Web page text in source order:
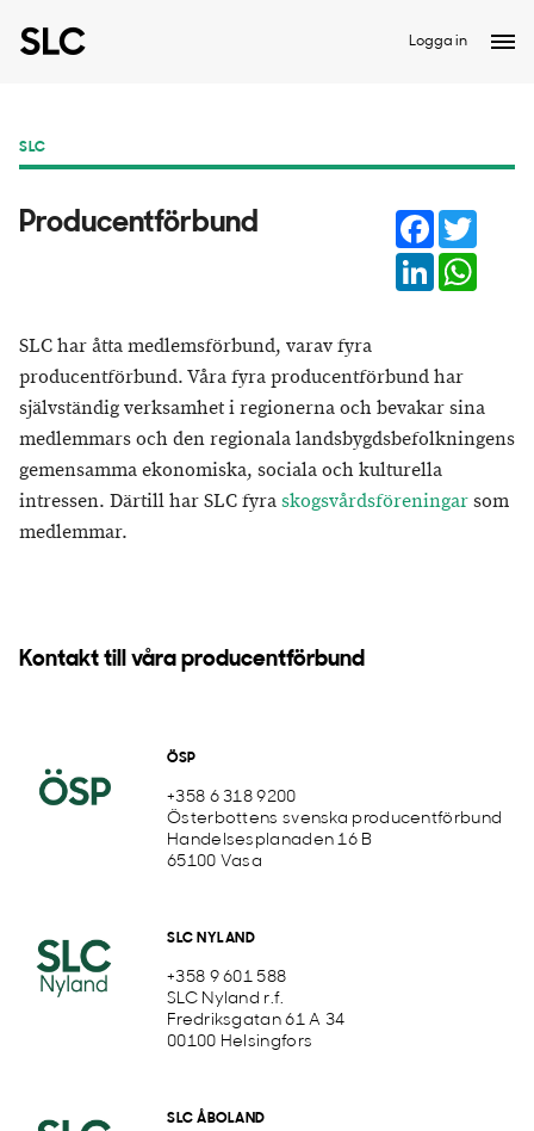
Logga in
SLC
Producentförbund Facebook
LinkedIn
SLC har åtta medlemsförbund, varav fyra
producentförbund. Våra fyra producentförbund har
självständig verksamhet i regionerna och bevakar sina
medlemmars och den regionala landsbygdsbefolkningens
gemensamma ekonomiska, sociala och kulturella
intressen. Därtill har SLC fyraskogsvårdsföreningarsom
medlemmar.
Kontakt till våra producentförbund
ÖSP
+358 6 318 9200
Österbottens svenska producentförbund
Handelsesplanaden 16 B
65100 Vasa
SLC NYLAND
+358 9 601 588
SLC Nyland r.f.
Fredriksgatan 61 A 34
00100 Helsingfors
SLC ÅBOLAND